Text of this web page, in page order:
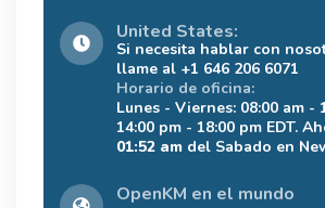
United States:
Si necesita hablar con
llame al +1 646 206 6071
Horario de oficina:
Lunes - Viernes: 08:00 am -
14:00 pm - 18:00 pm EDT.
01:52 am del Sabado en
OpenKM en el mundo